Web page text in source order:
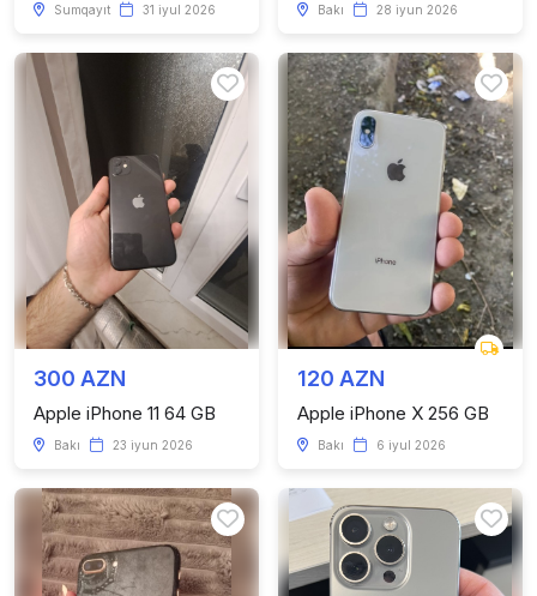
Sumqayıt 31 iyul 2026 Bakı 28 iyun 2026
300 AZN
Apple iPhone 11 64 GB
Bakı 23 iyun 2026
120 AZN
Apple iPhone X 256 GB
Bakı 6 iyul 2026